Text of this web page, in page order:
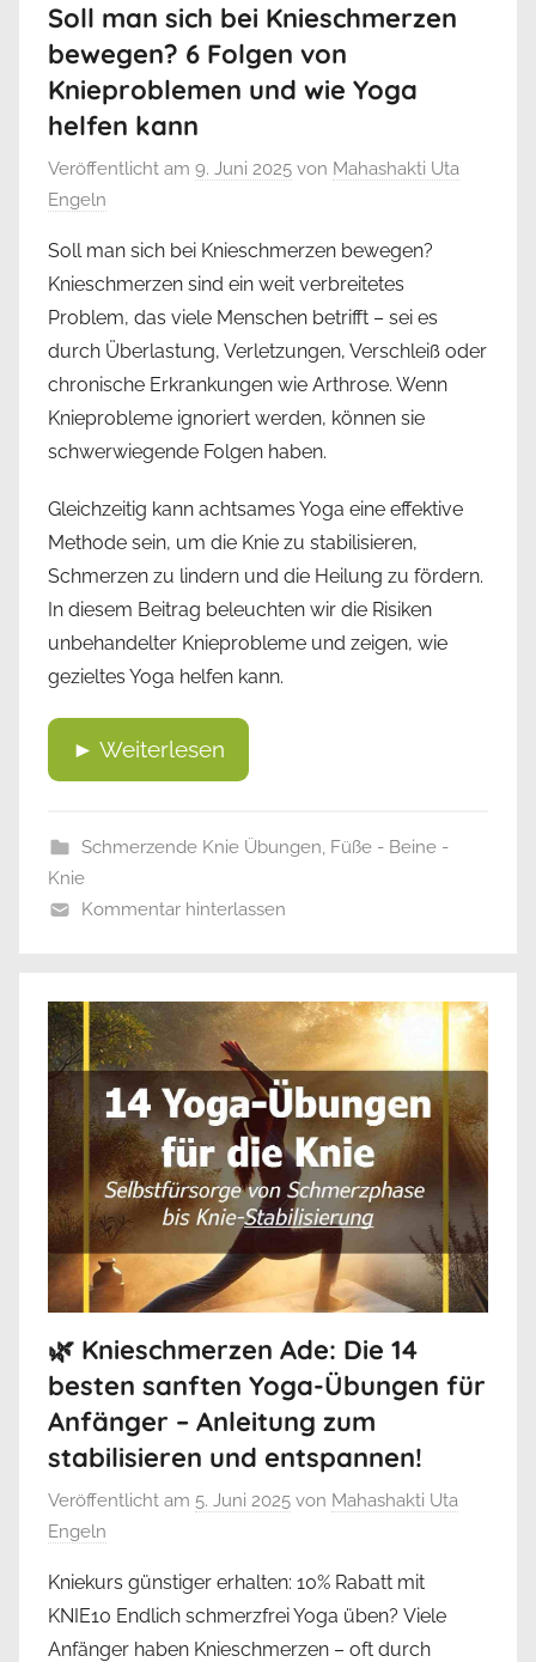
Soll man sich bei Knieschmerzen
bewegen? 6 Folgen von
Knieproblemen und wie Yoga
helfen kann
Veröffentlicht am 9. Juni 2025 von Mahashakti Uta
Engeln
Soll man sich bei Knieschmerzen bewegen?
Knieschmerzen sind ein weit verbreitetes
Problem, das viele Menschen betrifft – sei es
durch Überlastung, Verletzungen, Verschleiß oder
chronische Erkrankungen wie Arthrose. Wenn
Knieprobleme ignoriert werden, können sie
schwerwiegende Folgen haben.
Gleichzeitig kann achtsames Yoga eine effektive
Methode sein, um die Knie zu stabilisieren,
Schmerzen zu lindern und die Heilung zu fördern.
In diesem Beitrag beleuchten wir die Risiken
unbehandelter Knieprobleme und zeigen, wie
gezieltes Yoga helfen kann.
► Weiterlesen
Schmerzende Knie Übungen, Füße - Beine -
Knie
Kommentar hinterlassen
🌿 Knieschmerzen Ade: Die 14
besten sanften Yoga-Übungen für
Anfänger – Anleitung zum
stabilisieren und entspannen!
Veröffentlicht am 5. Juni 2025 von Mahashakti Uta
Engeln
Kniekurs günstiger erhalten: 10% Rabatt mit
KNIE10 Endlich schmerzfrei Yoga üben? Viele
Anfänger haben Knieschmerzen – oft durch